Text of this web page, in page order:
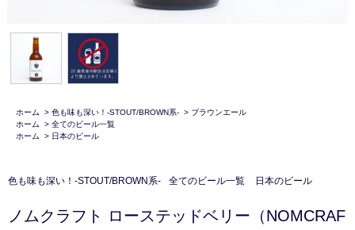
ホーム > 色も味も深い！-STOUT/BROWN系- > ブラウンエール
ホーム
> 全てのビール一覧
ホーム
> 日本のビール
色も味も深い！-STOUT/BROWN系- 全てのビール一覧 日本のビール
ノムクラフト ローステッドベリー（NOMCRAF